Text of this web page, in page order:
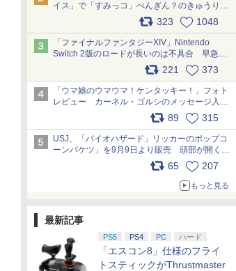
イス」で「すみっコ」ぺんぎん？のきゅうりド
ッグを食べてみた イラストそのままのメニュ
ー化に挑戦。これが意外にもおいしい
pic.x.com/Kgl04hZaeg
323 1048
「ファイナルファンタジーXIV」Nintendo
Switch 2版のロードが長いのは不具合 早急に
アップデートできるよう対応中221 373
「ウマ娘のウマウマ！ケンタッキー！」フォト
レビュー カーネル・ゴルシのメッセージ入り
パッケージや描き下ろしトレカなどが登場
89 315
USJ、「バイオハザード」リッカーのポップコ
ーンバケツ」を9月9日より販売 頭部が開く仕
組み。味は恐怖を堪のう「味噌フレーバー」
65 207
もっと見る
最新記事
PS5 PS4 PC ハード
「エスコン8」仕様のフライ
トスティックがThrustmaster